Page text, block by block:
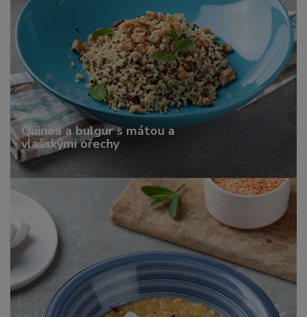
Quinoa a bulgur s mátou a
vlašskými ořechy